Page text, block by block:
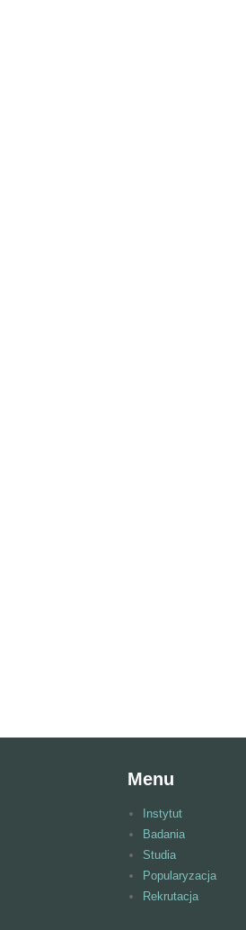
Menu
Instytut
Badania
Studia
Popularyzacja
Rekrutacja